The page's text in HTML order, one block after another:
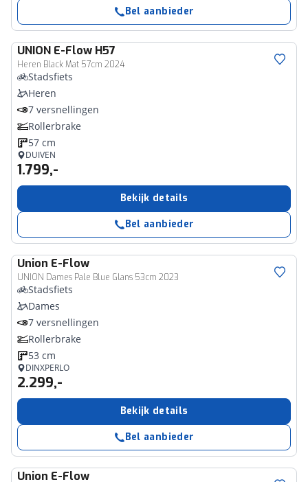
Bel aanbieder
UNION E-Flow H57
Heren Black Mat 57cm 2024
Stadsfiets
Heren
7 versnellingen
Rollerbrake
57 cm
DUIVEN
1.799,-
Bekijk details
Bel aanbieder
Union E-Flow
UNION Dames Pale Blue Glans 53cm 2023
Stadsfiets
Dames
7 versnellingen
Rollerbrake
53 cm
DINXPERLO
2.299,-
Bekijk details
Bel aanbieder
Union E-Flow